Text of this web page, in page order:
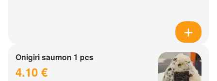
Onigiri saumon 1 pcs
4.10 €